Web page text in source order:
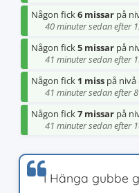
Någon fick6 missar på
40 minuter sedan efter
Någon fick5 missar på
41 minuter sedan efter
Någon fick 1 miss på nivå
41 minuter sedan efter
Någon fick7 missar på
41 minuter sedan efter
I Hänga gubbe